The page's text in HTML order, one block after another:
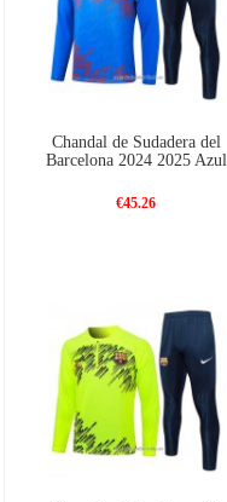
Chandal de Sudadera del
Barcelona 2024 2025 Azul
€45.26